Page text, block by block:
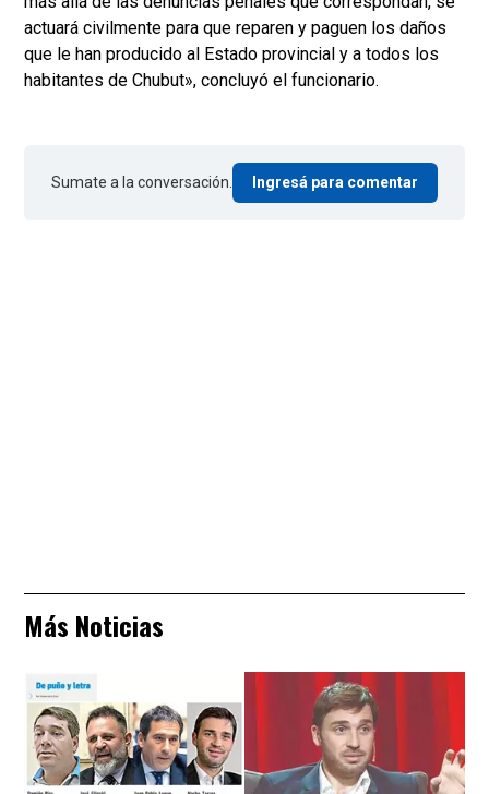
actuará civilmente para que reparen y paguen los daños
que le han producido al Estado provincial y a todos los
habitantes de Chubut», concluyó el funcionario.
Sumate a la conversación. Ingresá para comentar
Más Noticias